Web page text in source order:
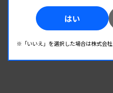
はい
※「いいえ」を選択した場合は株式会社